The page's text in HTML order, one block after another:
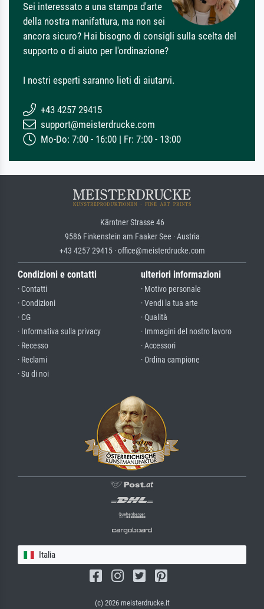
Sei interessato a una stampa d'arte
della nostra manifattura, ma non sei
ancora sicuro? Hai bisogno di consigli sulla scelta del
supporto o di aiuto per l'ordinazione?
I nostri esperti saranno lieti di aiutarvi.
+43 4257 29415
support@meisterdrucke.com
Mo-Do: 7:00 - 16:00 | Fr: 7:00 - 13:00
Kärntner Strasse 46
9586 Finkenstein am Faaker See · Austria
+43 4257 29415 · office@meisterdrucke.com
Condizioni e contatti
· Contatti
· Condizioni
· CG
· Informativa sulla privacy
· Recesso
· Reclami
· Su di noi
ulteriori informazioni
· Motivo personale
· Vendi la tua arte
· Qualità
· Immagini del nostro lavoro
· Accessori
· Ordina campione
Italia
(c) 2026 meisterdrucke.it